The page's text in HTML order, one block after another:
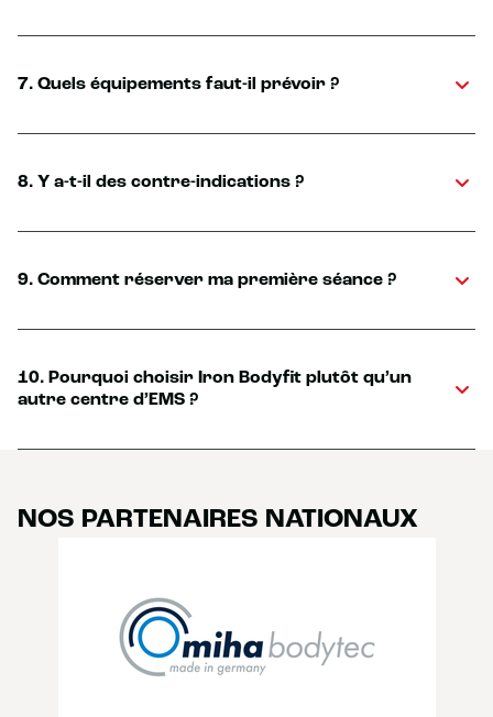
7. Quels équipements faut-il prévoir ?
8. Y a-t-il des contre-indications ?
9. Comment réserver ma première séance ?
10. Pourquoi choisir Iron Bodyfit plutôt qu’un
autre centre d’EMS ?
NOS PARTENAIRES NATIONAUX